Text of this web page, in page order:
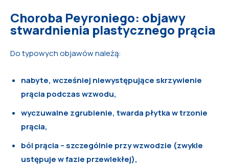
Choroba Peyroniego: objawy
stwardnienia plastycznego prącia
Do typowych objawów należą:
nabyte, wcześniej niewystępujące skrzywienie
prącia podczas wzwodu,
wyczuwalne zgrubienie, twarda płytka w trzonie
prącia,
ból prącia – szczególnie przy wzwodzie (zwykle
ustępuje w fazie przewlekłej),